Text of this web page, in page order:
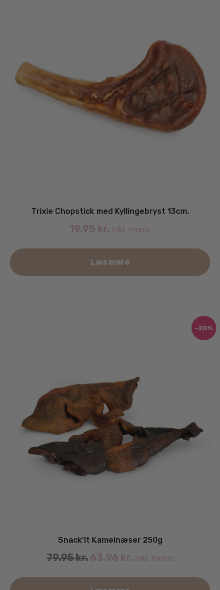
Trixie Chopstick med Kyllingebryst 13cm.
19.95 kr. inkl. moms
Læs mere
-20%
Snack’It Kamelnæser 250g
79.95kr.63.96 kr. inkl. moms